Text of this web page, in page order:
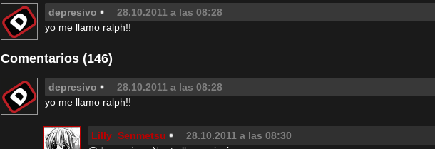
depresivo 28.10.2011 a las 08:28
yo me llamo ralph!!
Comentarios (146)
depresivo 28.10.2011 a las 08:28
yo me llamo ralph!!
Lilly_Senmetsu 28.10.2011 a las 08:30